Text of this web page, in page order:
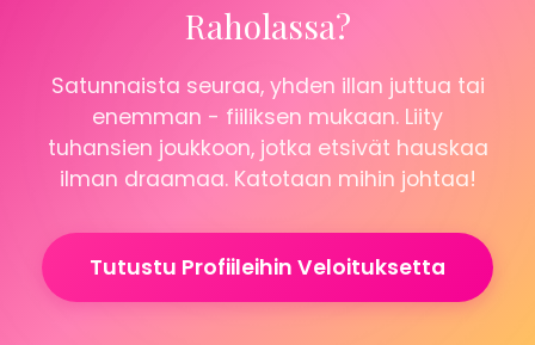
Raholassa?
Satunnaista seuraa, yhden illan juttua tai
enemman - fiiliksen mukaan. Liity
tuhansien joukkoon, jotka etsivät hauskaa
ilman draamaa. Katotaan mihin johtaa!
Tutustu Profiileihin Veloituksetta